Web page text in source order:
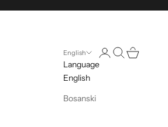
English
Language
English
Bosanski
Open account page
Open search
Open cart